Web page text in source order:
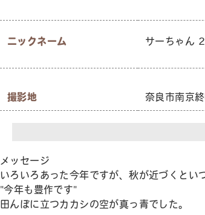
ニックネーム サーちゃん 2
撮影地 奈良市南京
メッセージ
いろいろあった今年ですが、秋が近づくとい
"今年も豊作です"
田んぼに立つカカシの空が真っ青でした。